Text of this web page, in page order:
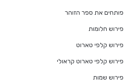
פותחים את ספר הזוהר
פירוש חלומות
פירוש קלפי טארוט
פירוש קלפי טארוט קראולי
פירוש שמות